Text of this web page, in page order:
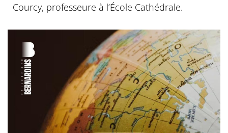
Courcy, professeure à l’École Cathédrale.